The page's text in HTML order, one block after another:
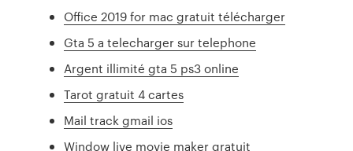
Office 2019 for mac gratuit télécharger
Gta 5 a telecharger sur telephone
Argent illimité gta 5 ps3 online
Tarot gratuit 4 cartes
Mail track gmail ios
Window live movie maker gratuit